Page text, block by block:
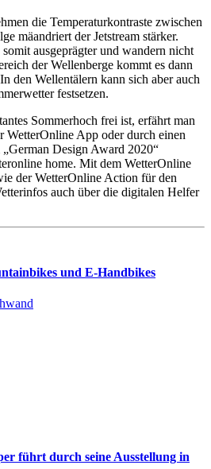
die Temperaturkontraste zwischen
mäandriert der Jetstream stärker.
ausgeprägter und wandern nicht
der Wellenberge kommt es dann
den Wellentälern kann sich aber auch
festsetzen.
Sommerhoch frei ist, erfährt man
WetterOnline App oder durch einen
Design Award 2020“
home. Mit dem WetterOnline
der WetterOnline Action für den
auch über die digitalen Helfer
und E-Handbikes
führt durch seine Ausstellung in